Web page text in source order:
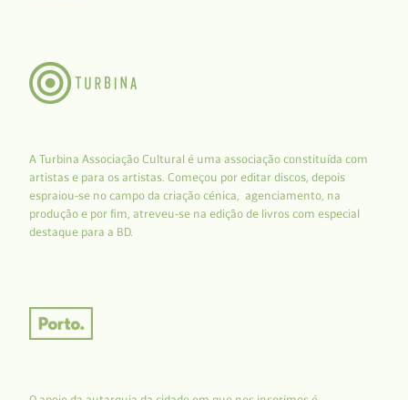
A Turbina Associação Cultural é uma associação constituída com
artistas e para os artistas. Começou por editar discos, depois
espraiou-se no campo da criação cénica, agenciamento, na
produção e por fim, atreveu-se na edição de livros com especial
destaque para a BD.